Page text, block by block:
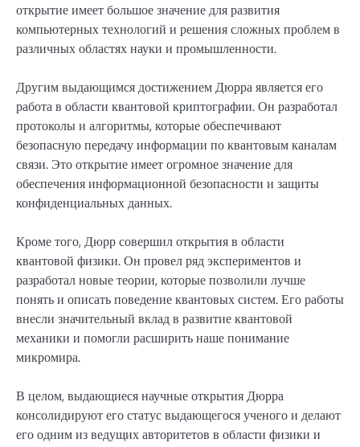
открытие имеет большое значение для развития
компьютерных технологий и решения сложных проблем в
различных областях науки и промышленности.
Другим выдающимся достижением Дюрра является его
работа в области квантовой криптографии. Он разработал
протоколы и алгоритмы, которые обеспечивают
безопасную передачу информации по квантовым каналам
связи. Это открытие имеет огромное значение для
обеспечения информационной безопасности и защиты
конфиденциальных данных.
Кроме того, Дюрр совершил открытия в области
квантовой физики. Он провел ряд экспериментов и
разработал новые теории, которые позволили лучше
понять и описать поведение квантовых систем. Его работы
внесли значительный вклад в развитие квантовой
механики и помогли расширить наше понимание
микромира.
В целом, выдающиеся научные открытия Дюрра
консолидируют его статус выдающегося ученого и делают
его одним из ведущих авторитетов в области физики и